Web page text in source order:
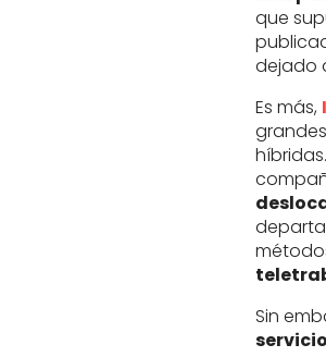
que
dejado
Es más,
Sin